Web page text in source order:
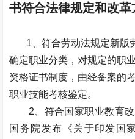
书符合法律规定和改革
1、符合劳动法规定新版
确定职业分类，对规定的职
资格证书制度，由经备案的
职业技能考核鉴定。
2、符合国家职业教育改
国务院发布《关于印发国